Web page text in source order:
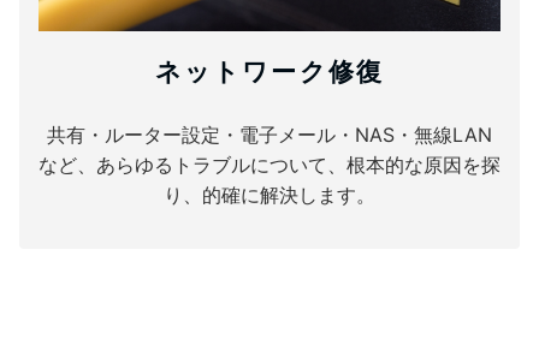
ネットワーク修復
共有・ルーター設定・電子メール・NAS・無線LAN
など、あらゆるトラブルについて、根本的な原因を探
り、的確に解決します。